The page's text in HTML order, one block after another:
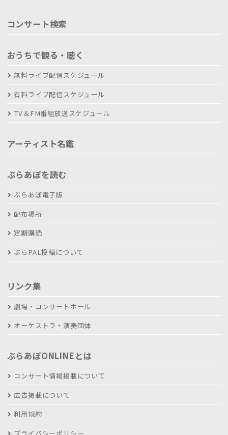
コンサート検索
おうちで観る・聴く
無料ライブ配信スケジュール
有料ライブ配信スケジュール
TV＆FM番組放送スケジュール
アーティスト名鑑
ぶらあぼを読む
ぶらあぼ電子版
配布場所
定期購読
ぶらPAL投稿について
リンク集
劇場・コンサートホール
オーケストラ・演奏団体
ぶらあぼONLINEとは
コンサート情報掲載について
広告掲載について
利用規約
プライバシーポリシー